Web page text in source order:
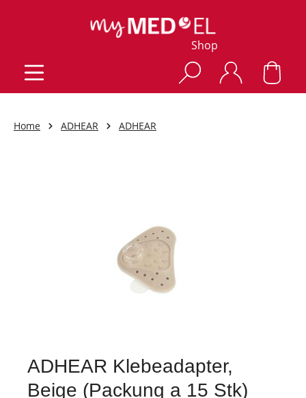
Shop
Home ADHEAR ADHEAR
ADHEAR Klebeadapter,
Beige (Packung a 15 Stk)